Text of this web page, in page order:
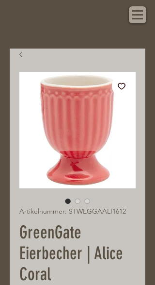
Artikelnummer: STWEGGAALI1612
GreenGate
Eierbecher | Alice
Coral